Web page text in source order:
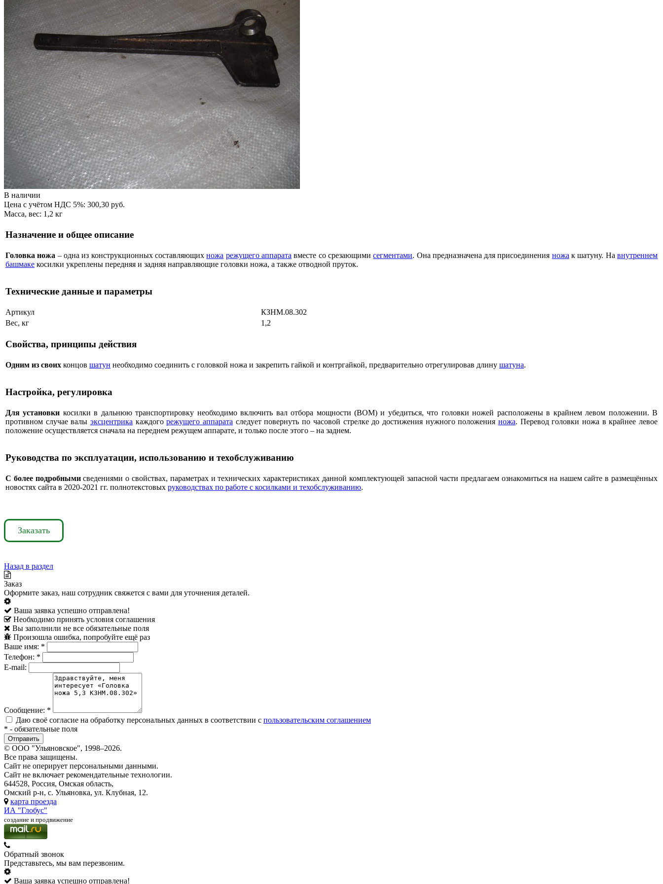
В наличии
Цена с учётом НДС 5%: 300,30 руб.
Масса, вес: 1,2 кг
Назначение и общее описание
Головка ножа – одна из конструкционных составляющихножа режущего аппарата вместе со срезающимисегментами. Она предназначена для присоединения ножа к шатуну. Навнутреннем
башмаке косилки укреплены передняя и задняя направляющие головки ножа, а также отводной пруток.
Технические данные и параметры
Артикул
КЗНМ.08.302
Вес, кг
1,2
Свойства, принципы действия
Одним из своих концов шатун необходимо соединить с головкой ножа и закрепить гайкой и контргайкой, предварительно отрегулировав длину шатуна.
Настройка, регулировка
Для установки косилки в дальнюю транспортировку необходимо включить вал отбора мощности (ВОМ) и убедиться, что головки ножей расположены в крайнем левом положении. В
противном случае валыэксцентрика каждогорежущего аппарата следует повернуть по часовой стрелке до достижения нужного положения ножа. Перевод головки ножа в крайнее левое
положение осуществляется сначала на переднем режущем аппарате, и только после этого – на заднем.
Руководства по эксплуатации, использованию и техобслуживанию
С более подробнымисведениями о свойствах, параметрах и технических характеристиках данной комплектующей запасной части предлагаем ознакомиться на нашем сайте в размещённых
новостях сайта в 2020-2021 гг. полнотекстовых руководствах по работе с косилками и техобслуживанию.
Заказать
Назад в раздел
Заказ
Оформите заказ, наш сотрудник свяжется с вами для уточнения деталей.
Ваша заявка успешно отправлена!
Необходимо принять условия соглашения
Вы заполнили не все обязательные поля
Произошла ошибка, попробуйте ещё раз
Ваше имя: *
Телефон: *
E-mail:
Сообщение: *
Даю своё согласие на обработку персональных данных в соответствии с пользовательским соглашением
* - обязательные поля
© ООО "Ульяновское", 1998–2026.
Все права защищены.
Сайт не оперирует персональными данными.
Сайт не включает рекомендательные технологии.
644528, Россия, Омская область,
Омский р-н, с. Ульяновка, ул. Клубная, 12.
карта проезда
ИА "Глобус"
создание и продвижение
Обратный звонок
Представьтесь, мы вам перезвоним.
Ваша заявка успешно отправлена!